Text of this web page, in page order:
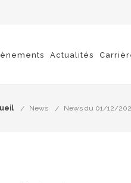
Actualités
News News du 01/12/